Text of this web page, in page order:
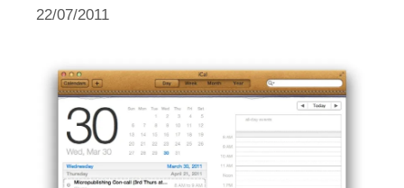
22/07/2011